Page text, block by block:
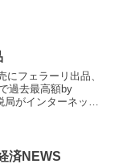
にフェラーリ出品、
過去最高額by
局がインターネット
済NEWS